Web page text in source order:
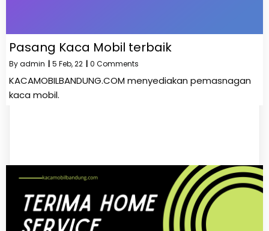
Pasang Kaca Mobil terbaik
Byadmin | 5 Feb, 22 | 0 Comments
KACAMOBILBANDUNG.COM menyediakan pemasnagan
kaca mobil.